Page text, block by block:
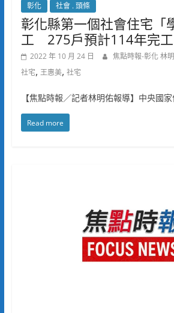
彰化 社會 . 頭條
彰化縣第一個社會住宅「
工 275戶預計114年完工
2022 年 10 月 24 日 焦點時報-彰化 林
社宅, 王惠美, 社宅
【焦點時報／記者林明佑報導】中央國
Read more